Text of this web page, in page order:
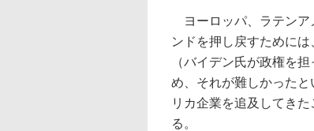
ヨーロッパ、ラテンア
ンドを押し戻すために
（バイデン氏が政権を
め、それが難しかった
リカ企業を追及してき
る。